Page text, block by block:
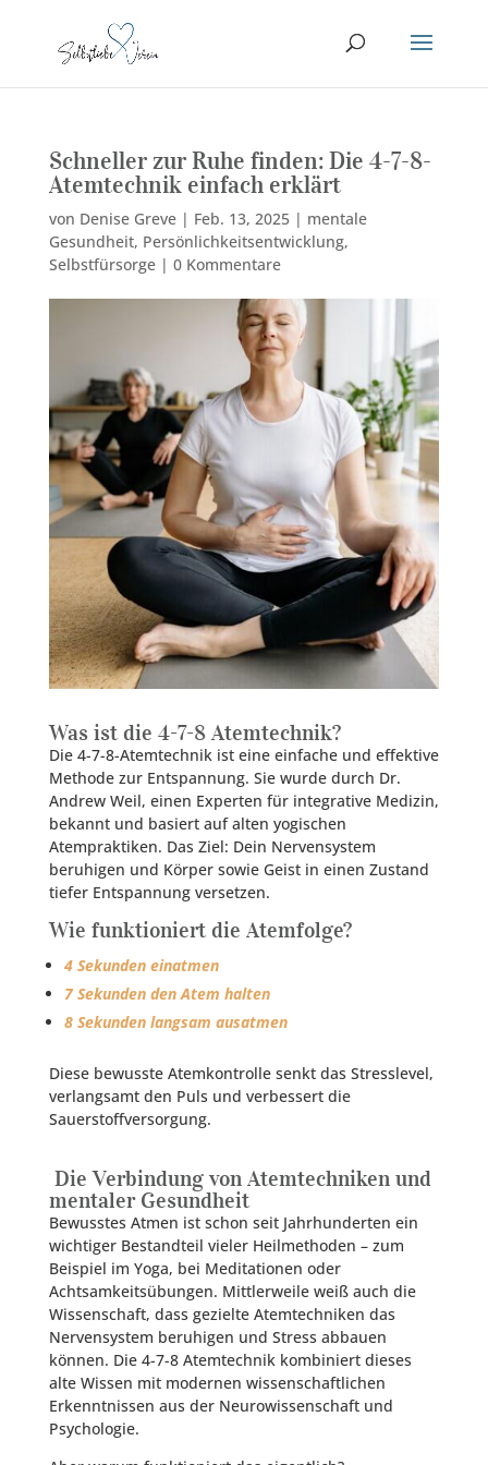
Schneller zur Ruhe finden: Die 4-7-8-
Atemtechnik einfach erklärt
von Denise Greve| Feb. 13, 2025| mentale
Gesundheit, Persönlichkeitsentwicklung,
Selbstfürsorge| 0 Kommentare
Was ist die 4-7-8 Atemtechnik?
Die 4-7-8-Atemtechnik ist eine einfache und effektive
Methode zur Entspannung. Sie wurde durch Dr.
Andrew Weil, einen Experten für integrative Medizin,
bekannt und basiert auf alten yogischen
Atempraktiken. Das Ziel: Dein Nervensystem
beruhigen und Körper sowie Geist in einen Zustand
tiefer Entspannung versetzen.
Wie funktioniert die Atemfolge?
4 Sekunden einatmen
7 Sekunden den Atem halten
8 Sekunden langsam ausatmen
Diese bewusste Atemkontrolle senkt das Stresslevel,
verlangsamt den Puls und verbessert die
Sauerstoffversorgung.
Die Verbindung von Atemtechniken und
mentaler Gesundheit
Bewusstes Atmen ist schon seit Jahrhunderten ein
wichtiger Bestandteil vieler Heilmethoden – zum
Beispiel im Yoga, bei Meditationen oder
Achtsamkeitsübungen. Mittlerweile weiß auch die
Wissenschaft, dass gezielte Atemtechniken das
Nervensystem beruhigen und Stress abbauen
können. Die 4-7-8 Atemtechnik kombiniert dieses
alte Wissen mit modernen wissenschaftlichen
Erkenntnissen aus der Neurowissenschaft und
Psychologie.